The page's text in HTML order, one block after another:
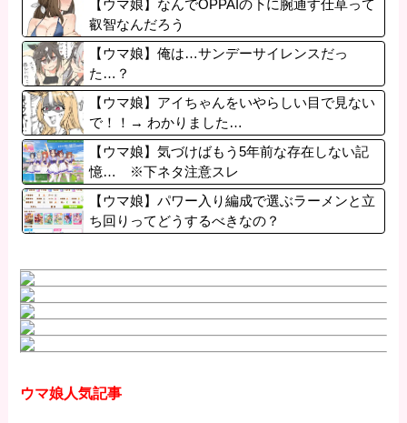
【ウマ娘】なんでOPPAIの下に腕通す仕草って
叡智なんだろう
【ウマ娘】俺は…サンデーサイレンスだっ
た…？
【ウマ娘】アイちゃんをいやらしい目で見ない
で！！→ わかりました…
【ウマ娘】気づけばもう5年前な存在しない記
憶… ※下ネタ注意スレ
【ウマ娘】パワー入り編成で選ぶラーメンと立
ち回りってどうするべきなの？
ウマ娘人気記事